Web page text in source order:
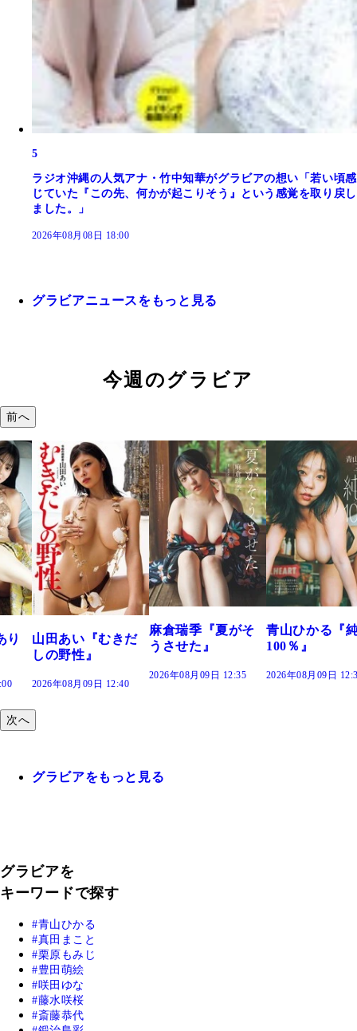
5
ラジオ沖縄の人気アナ・竹中知華がグラビアの想い「若い頃感
じていた『この先、何かが起こりそう』という感覚を取り戻し
ました。」
2026年08月08日 18:00
グラビアニュースをもっと見る
今週のグラビア
前へ
『むきだ
月09日 12:40
麻倉瑞季『夏がそ
うさせた』
2026年08月09日 12:35
青山ひかる『純度
100％』
2026年08月09日 12:30
溝端
つの、
で。』
2026年08
次へ
グラビアをもっと見る
グラビアを
キーワードで探す
青山ひかる
真田まこと
栗原もみじ
豊田萌絵
咲田ゆな
藤水咲桜
斎藤恭代